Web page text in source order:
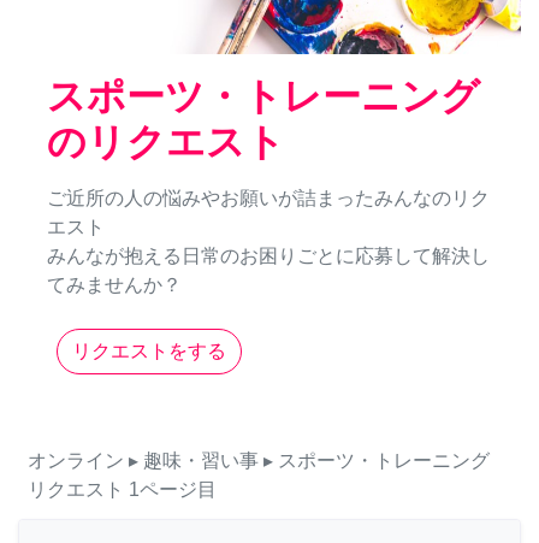
スポーツ・トレーニング
のリクエスト
ご近所の人の悩みやお願いが詰まったみんなのリク
エスト
みんなが抱える日常のお困りごとに応募して解決し
てみませんか？
リクエストをする
オンライン ▸ 趣味・習い事 ▸ スポーツ・トレーニング
リクエスト 1ページ目